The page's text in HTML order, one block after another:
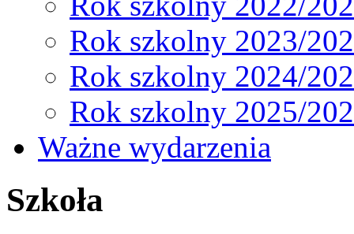
Rok szkolny 2023/
Rok szkolny 2024/
Rok szkolny 2025/
Ważne wydarzenia
Szkoła